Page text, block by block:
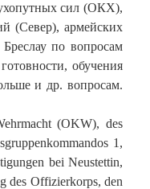
сил (ОКХ),
(Север), армейских
по вопросам
обучения
и др. вопросам.
(OKW), des
1,
bei Neustettin,
des Offizierkorps, den